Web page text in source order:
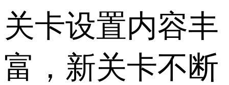
关卡设置内容丰
富，新关卡不断